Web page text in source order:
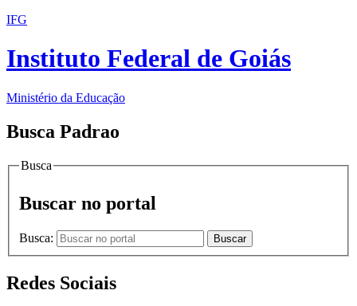
IFG
Instituto Federal de Goiás
Ministério da Educação
Busca Padrao
Busca
Buscar no portal
Busca: Buscar
Redes Sociais